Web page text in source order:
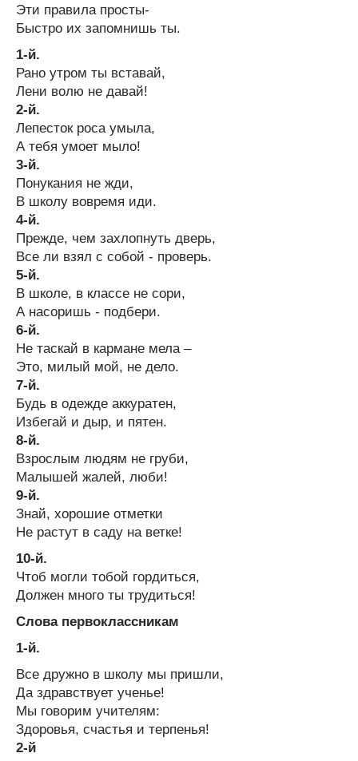
Эти правила просты-
Быстро их запомнишь ты.
1-й.
Рано утром ты вставай,
Лени волю не давай!
2-й.
Лепесток роса умыла,
А тебя умоет мыло!
3-й.
Понукания не жди,
В школу вовремя иди.
4-й.
Прежде, чем захлопнуть дверь,
Все ли взял с собой - проверь.
5-й.
В школе, в классе не сори,
А насоришь - подбери.
6-й.
Не таскай в кармане мела –
Это, милый мой, не дело.
7-й.
Будь в одежде аккуратен,
Избегай и дыр, и пятен.
8-й.
Взрослым людям не груби,
Малышей жалей, люби!
9-й.
Знай, хорошие отметки
Не растут в саду на ветке!
10-й.
Чтоб могли тобой гордиться,
Должен много ты трудиться!
Слова первоклассникам
1-й.
Все дружно в школу мы пришли,
Да здравствует ученье!
Мы говорим учителям:
Здоровья, счастья и терпенья!
2-й